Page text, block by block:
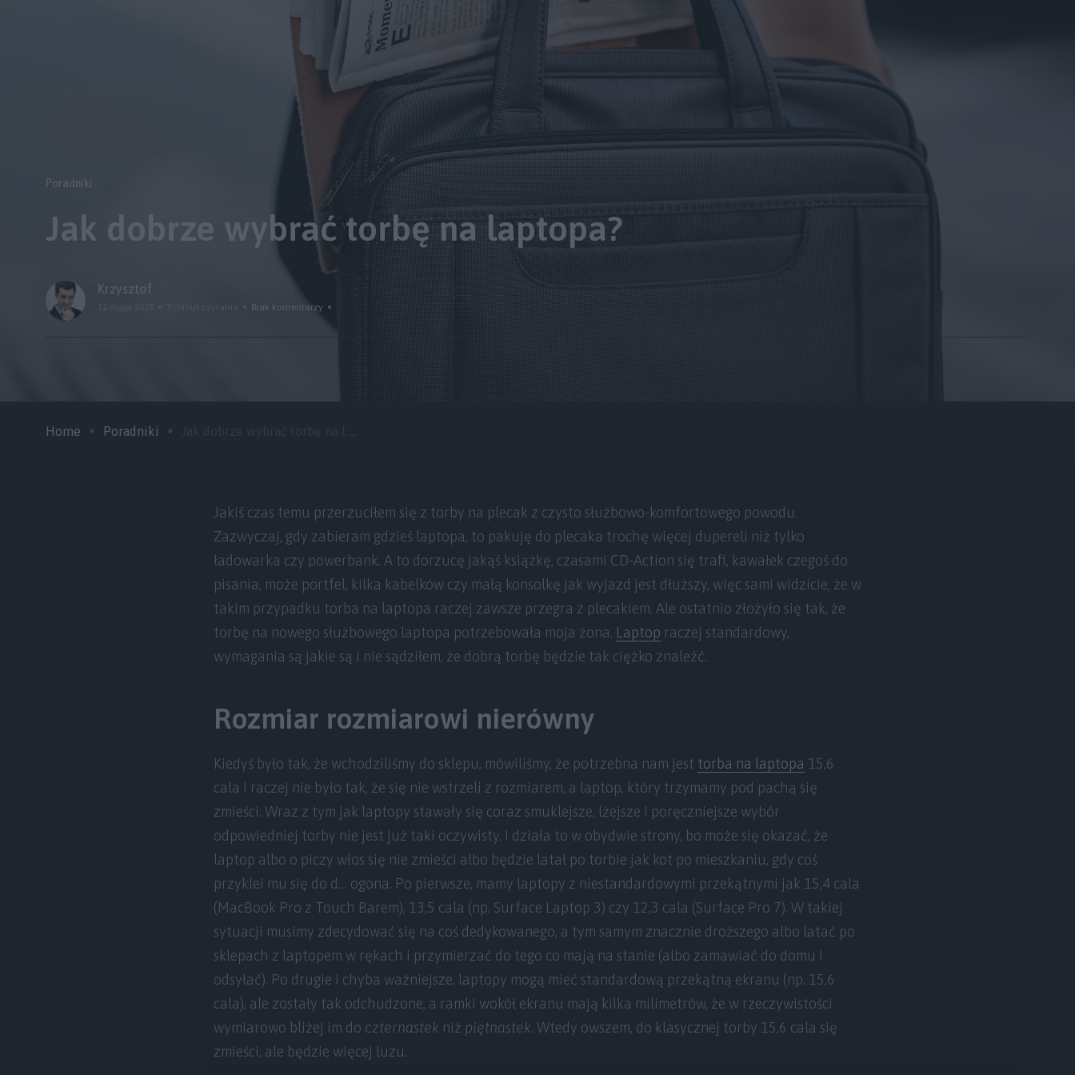
Poradniki
Jak dobrze wybrać torbę na laptopa?
Krzysztof
Brak komentarzy
Home Poradniki
Jakiś czas temu przerzuciłem się z torby na plecak z czysto służbowo-komfortowego powodu.
Zazwyczaj, gdy zabieram gdzieś laptopa, to pakuję do plecaka trochę więcej dupereli niż tylko
ładowarka czy powerbank. A to dorzucę jakąś książkę, czasami CD-Action się trafi, kawałek czegoś do
pisania, może portfel, kilka kabelków czy małą konsolkę jak wyjazd jest dłuższy, więc sami widzicie, że w
takim przypadku torba na laptopa raczej zawsze przegra z plecakiem. Ale ostatnio złożyło się tak, że
torbę na nowego służbowego laptopa potrzebowała moja żona. Laptop raczej standardowy,
wymagania są jakie są i nie sądziłem, że dobrą torbę będzie tak ciężko znaleźć.
Rozmiar rozmiarowi nierówny
Kiedyś było tak, że wchodziliśmy do sklepu, mówiliśmy, że potrzebna nam jest torba na laptopa 15,6
cala i raczej nie było tak, że się nie wstrzeli z rozmiarem, a laptop, który trzymamy pod pachą się
zmieści. Wraz z tym jak laptopy stawały się coraz smuklejsze, lżejsze i poręczniejsze wybór
odpowiedniej torby nie jest już taki oczywisty. I działa to w obydwie strony, bo może się okazać, że
laptop albo o piczy włos się nie zmieści albo będzie latał po torbie jak kot po mieszkaniu, gdy coś
przyklei mu się do d… ogona. Po pierwsze, mamy laptopy z niestandardowymi przekątnymi jak 15,4 cala
(MacBook Pro z Touch Barem), 13,5 cala (np. Surface Laptop 3) czy 12,3 cala (Surface Pro 7). W takiej
sytuacji musimy zdecydować się na coś dedykowanego, a tym samym znacznie droższego albo latać po
sklepach z laptopem w rękach i przymierzać do tego co mają na stanie (albo zamawiać do domu i
odsyłać). Po drugie i chyba ważniejsze, laptopy mogą mieć standardową przekątną ekranu (np. 15,6
cala), ale zostały tak odchudzone, a ramki wokół ekranu mają kilka milimetrów, że w rzeczywistości
wymiarowo bliżej im do czternastek niż piętnastek. Wtedy owszem, do klasycznej torby 15,6 cala się
zmieści, ale będzie więcej luzu.